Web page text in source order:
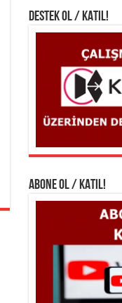
DESTEK OL / KATIL!
ABONE OL / KATIL!